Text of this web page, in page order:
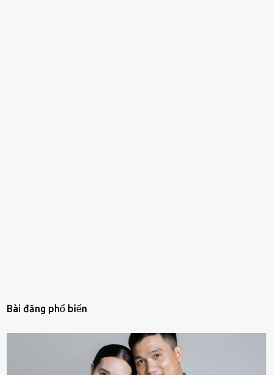
Bài đăng phổ biến